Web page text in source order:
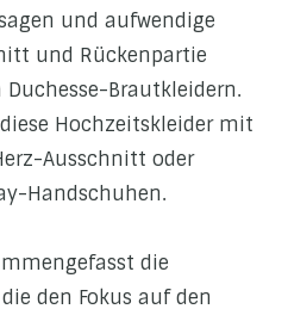
und aufwendige
und Rückenpartie
Brautkleidern.
Hochzeitskleider mit
Ausschnitt oder
Handschuhen.
die
den Fokus auf den